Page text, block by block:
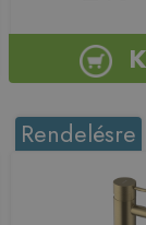
Rendelésre